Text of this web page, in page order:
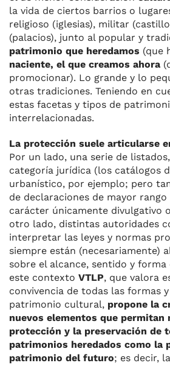
la vida de ciertos barrios o
religioso (iglesias), militar
(palacios), junto al popular y
patrimonio que heredamos (que
naciente, el que creamos ahora
promocionar). Lo grande y lo
otras tradiciones. Teniendo en
estas facetas y tipos de
interrelacionadas.
La protección suele articularse
Por un lado, una serie de
categoría jurídica (los catálogos
urbanístico, por ejemplo; pero
de declaraciones de mayor
carácter únicamente divulgativo
otro lado, distintas autoridades
interpretar las leyes y normas
siempre están (necesariamente)
sobre el alcance, sentido y forma
este contexto VTLP, que valora
convivencia de todas las formas
patrimonio cultural, propone la
nuevos elementos que
protección y la preservación de
patrimonios heredados como la
patrimonio del futuro; es decir,